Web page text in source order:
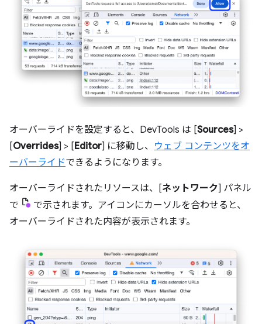
オーバーライドを設定すると、DevTools は [Sources] >
[Overrides] > [Editor] に移動し、 ウェブ コンテンツをオ
ーバーライドできるようになります。
オーバーライドされたリソースは、[ネットワーク] パネル
で
で示されます。アイコンにカーソルを合わせると、
オーバーライドされた内容が表示されます。